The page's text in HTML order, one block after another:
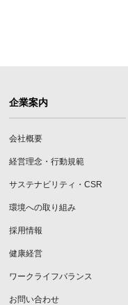
企業案内
会社概要
経営理念・行動規範
サステナビリティ・CSR
環境への取り組み
採用情報
健康経営
ワークライフバランス
お問い合わせ